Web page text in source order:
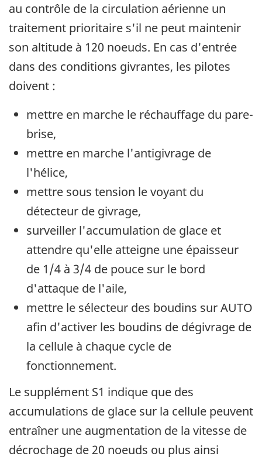
au contrôle de la circulation aérienne un
traitement prioritaire s'il ne peut maintenir
son altitude à 120 noeuds. En cas d'entrée
dans des conditions givrantes, les pilotes
doivent :
mettre en marche le réchauffage du pare-
brise,
mettre en marche l'antigivrage de
l'hélice,
mettre sous tension le voyant du
détecteur de givrage,
surveiller l'accumulation de glace et
attendre qu'elle atteigne une épaisseur
de 1/4 à 3/4 de pouce sur le bord
d'attaque de l'aile,
mettre le sélecteur des boudins sur AUTO
afin d'activer les boudins de dégivrage de
la cellule à chaque cycle de
fonctionnement.
Le supplément S1 indique que des
accumulations de glace sur la cellule peuvent
entraîner une augmentation de la vitesse de
décrochage de 20 noeuds ou plus ainsi